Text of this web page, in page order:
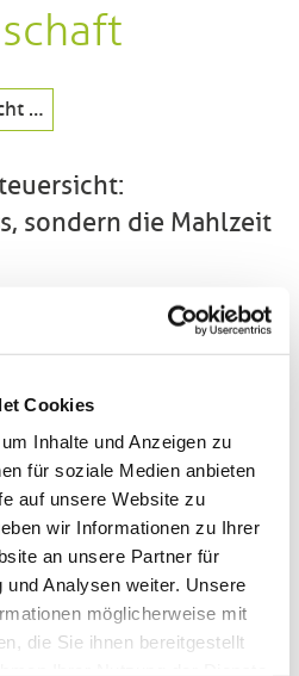
Cookies
Inhalte und Anzeigen zu
für soziale Medien anbieten
auf unsere Website zu
wir Informationen zu Ihrer
an unsere Partner für
Analysen weiter. Unsere
möglicherweise mit
die Sie ihnen bereitgestellt
…
sondern die Mahlzeit
das Mittagessen
die in
eingelöst werden können.
werden kann. Wie
Hinsicht aus?
mit Kantinenmahlzeiten und
R 8.1 Abs. 7 Nr. 4 der
geregelt. Wird alternativ
gezahlt, ist aus Sicht
nicht der gewährte
Stattdessen ist